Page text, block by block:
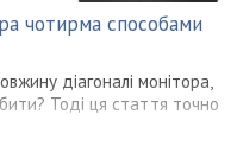
чотирма способами
діагоналі монітора,
Тоді ця стаття точно